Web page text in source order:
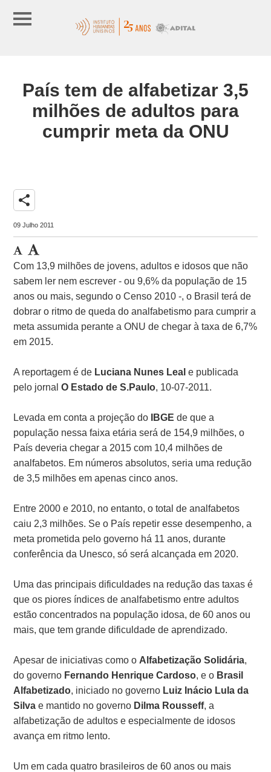
País tem de alfabetizar 3,5
milhões de adultos para
cumprir meta da ONU
share
09 Julho 2011
Com 13,9 milhões de jovens, adultos e idosos que não
sabem ler nem escrever - ou 9,6% da população de 15
anos ou mais, segundo o Censo 2010 -, o Brasil terá de
dobrar o ritmo de queda do analfabetismo para cumprir a
meta assumida perante a ONU de chegar à taxa de 6,7%
em 2015.
A reportagem é de Luciana Nunes Leal e publicada
pelo jornalO Estado de S.Paulo, 10-07-2011.
Levada em conta a projeção do IBGEde que a
população nessa faixa etária será de 154,9 milhões, o
País deveria chegar a 2015 com 10,4 milhões de
analfabetos. Em números absolutos, seria uma redução
de 3,5 milhões em apenas cinco anos.
Entre 2000 e 2010, no entanto, o total de analfabetos
caiu 2,3 milhões. Se o País repetir esse desempenho, a
meta prometida pelo governo há 11 anos, durante
conferência da Unesco, só será alcançada em 2020.
Uma das principais dificuldades na redução das taxas é
que os piores índices de analfabetismo entre adultos
estão concentrados na população idosa, de 60 anos ou
mais, que tem grande dificuldade de aprendizado.
Apesar de iniciativas como o Alfabetização Solidária,
do governo Fernando Henrique Cardoso, e o Brasil
Alfabetizado, iniciado no governo Luiz Inácio Lula da
Silva e mantido no governo Dilma Rousseff, a
alfabetização de adultos e especialmente de idosos
avança em ritmo lento.
Um em cada quatro brasileiros de 60 anos ou mais